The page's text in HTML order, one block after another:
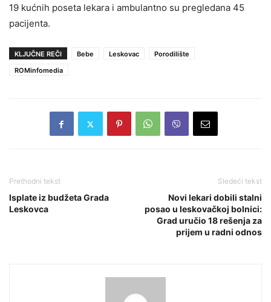
19 kućnih poseta lekara i ambulantno su pregledana 45
pacijenta.
KLJUČNE REČI Bebe Leskovac
Porodilište
ROMinfomedia
Prethodni tekst
Isplate iz budžeta Grada
Leskovca
Sledeći tekst
Novi lekari dobili stalni
posao u leskovačkoj bolnici:
Grad uručio 18 rešenja za
prijem u radni odnos